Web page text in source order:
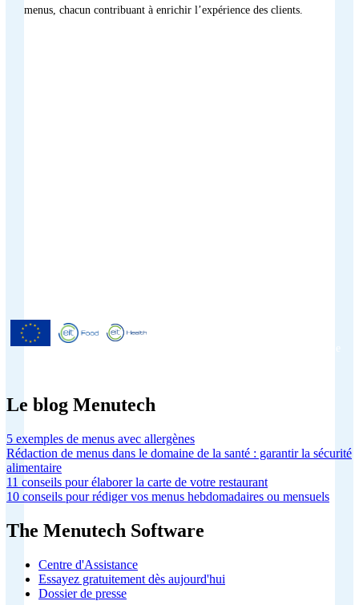
menus, chacun contribuant à enrichir l’expérience des clients.
Le blog Menutech
5 exemples de menus avec allergènes
Rédaction de menus dans le domaine de la santé : garantir la sécurité
alimentaire
11 conseils pour élaborer la carte de votre restaurant
10 conseils pour rédiger vos menus hebdomadaires ou mensuels
The Menutech Software
Centre d'Assistance
Essayez gratuitement dès aujourd'hui
Dossier de presse